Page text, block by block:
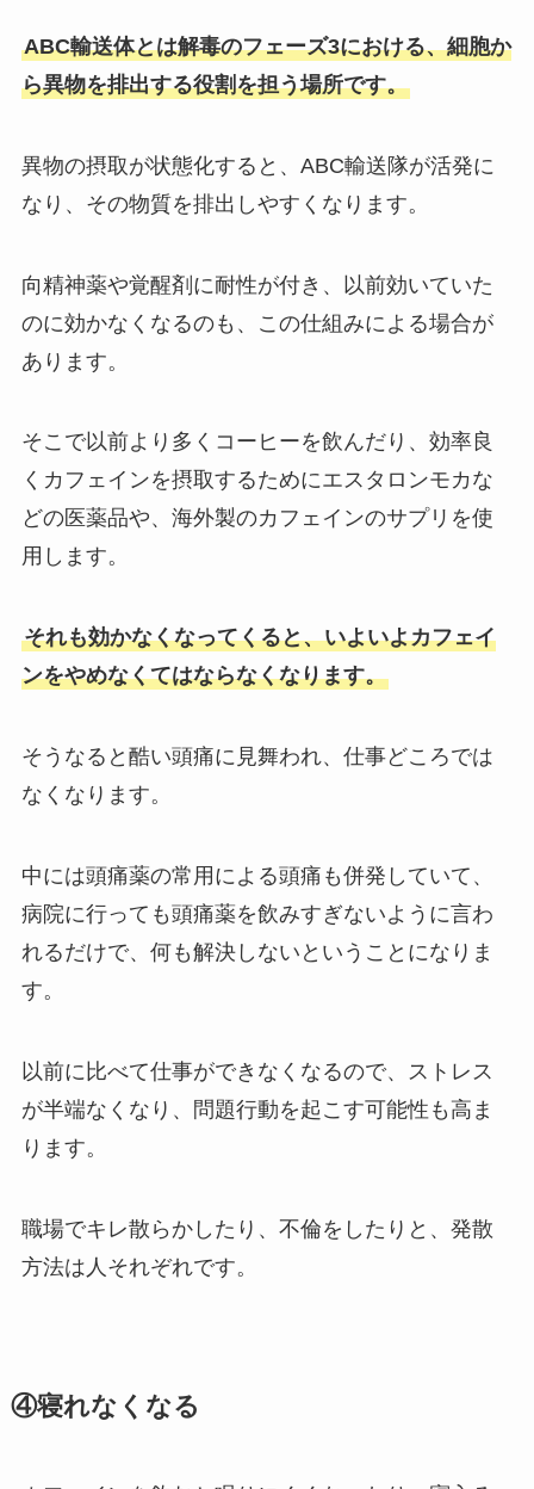
ABC輸送体とは解毒のフェーズ3における、細胞か
ら異物を排出する役割を担う場所です。
異物の摂取が状態化すると、ABC輸送隊が活発に
なり、その物質を排出しやすくなります。
向精神薬や覚醒剤に耐性が付き、以前効いていた
のに効かなくなるのも、この仕組みによる場合が
あります。
そこで以前より多くコーヒーを飲んだり、効率良
くカフェインを摂取するためにエスタロンモカな
どの医薬品や、海外製のカフェインのサプリを使
用します。
それも効かなくなってくると、いよいよカフェイ
ンをやめなくてはならなくなります。
そうなると酷い頭痛に見舞われ、仕事どころでは
なくなります。
中には頭痛薬の常用による頭痛も併発していて、
病院に行っても頭痛薬を飲みすぎないように言わ
れるだけで、何も解決しないということになりま
す。
以前に比べて仕事ができなくなるので、ストレス
が半端なくなり、問題行動を起こす可能性も高ま
ります。
職場でキレ散らかしたり、不倫をしたりと、発散
方法は人それぞれです。
④寝れなくなる